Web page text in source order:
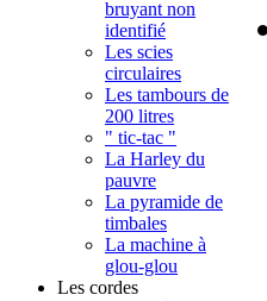
bruyant non
identifié
Les scies
circulaires
Les tambours de
200 litres
" tic-tac "
La Harley du
pauvre
La pyramide de
timbales
La machine à
glou-glou
Les cordes